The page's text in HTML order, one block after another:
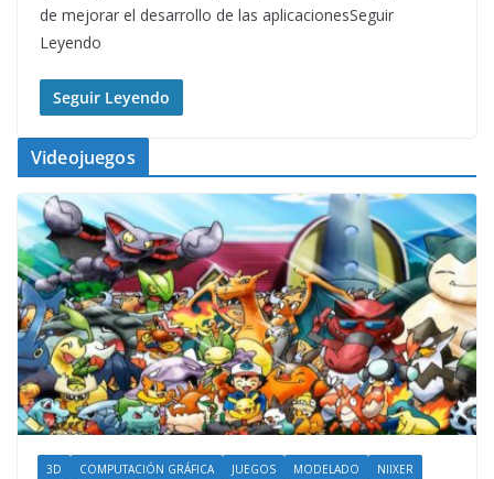
de mejorar el desarrollo de las aplicacionesSeguir
Leyendo
Seguir Leyendo
Videojuegos
3D COMPUTACIÓN GRÁFICA JUEGOS MODELADO
NIIXER